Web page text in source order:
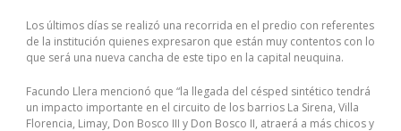
Los últimos días se realizó una recorrida en el predio con referentes
de la institución quienes expresaron que están muy contentos con lo
que será una nueva cancha de este tipo en la capital neuquina.
Facundo Llera mencionó que “la llegada del césped sintético tendrá
un impacto importante en el circuito de los barrios La Sirena, Villa
Florencia, Limay, Don Bosco III y Don Bosco II, atraerá a más chicos y